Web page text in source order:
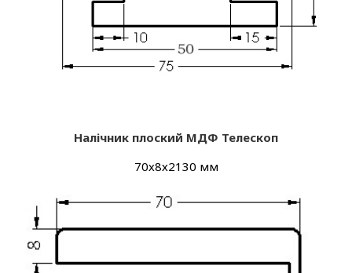
Налічник плоский МДФ Телескоп
70х8х2130 мм